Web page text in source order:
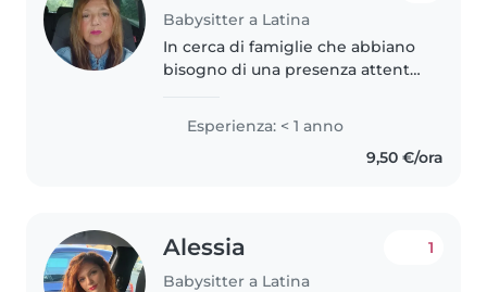
Babysitter a Latina
In cerca di famiglie che abbiano
bisogno di una presenza attenta
esperienza in diverse fasce d'età
e competenze in disegno e
Esperienza: < 1 anno
9,50 €/ora
Alessia
Babysitter a Latina
1